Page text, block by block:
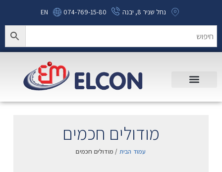
נחל שניר 8, יבנה 074-769-15-80
EN
מודולים חכמים
עמוד הבית / מודולים חכמים